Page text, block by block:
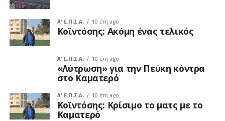
A' Ε.Π.Σ.Α. 10 έτη ago
Κοϊντόσης: Ακόμη ένας τελικός
A' Ε.Π.Σ.Α. 10 έτη ago
«Λύτρωση» για την Πεύκη κόντρα
στο Καματερό
A' Ε.Π.Σ.Α. 10 έτη ago
Κοϊντόσης: Κρίσιμο το ματς με το
Καματερό